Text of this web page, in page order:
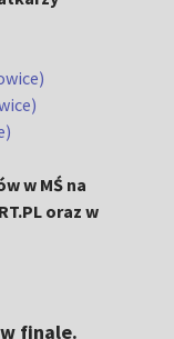
w MŚ na
oraz w
finale.